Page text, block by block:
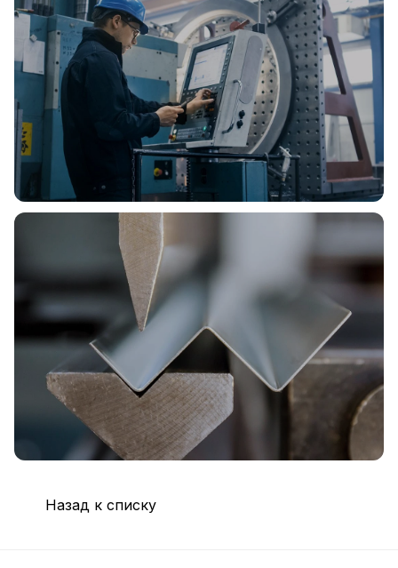
Назад к списку